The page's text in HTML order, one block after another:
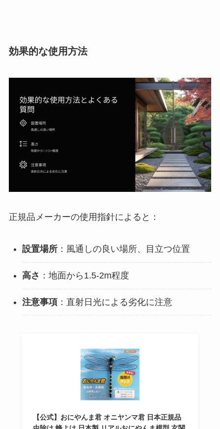
効果的な使用方法
正規品メーカーの使用指針によると：
設置場所：風通しの良い場所、目立つ位置
高さ ：地面から1.5-2m程度
注意事項：直射日光による劣化に注意
【公式】おにやんま君 オニヤンマ君 日本正規品